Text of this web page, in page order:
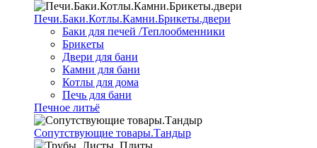
Печи.Баки.Котлы.Камни.Брикеты.двери
Баки для печей /Теплообменники
Брикеты
Двери для бани
Камни для бани
Котлы для дома
Печь для бани
Печное литьё
Сопутствующие товары.Тандыр